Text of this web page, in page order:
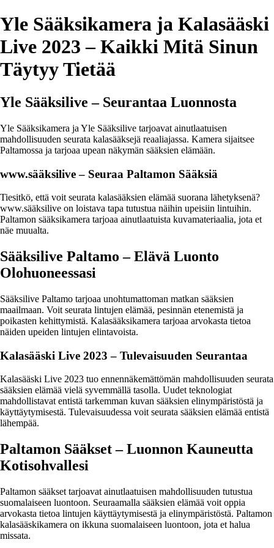
Yle Sääksikamera ja Kalasääski
Live 2023 – Kaikki Mitä Sinun
Täytyy Tietää
Yle Sääksilive – Seurantaa Luonnosta
Yle Sääksikamera ja Yle Sääksilive tarjoavat ainutlaatuisen
mahdollisuuden seurata kalasääksejä reaaliajassa. Kamera sijaitsee
Paltamossa ja tarjoaa upean näkymän sääksien elämään.
www.sääksilive – Seuraa Paltamon Sääksiä
Tiesitkö, että voit seurata kalasääksien elämää suorana lähetyksenä?
www.sääksilive on loistava tapa tutustua näihin upeisiin lintuihin.
Paltamon sääksikamera tarjoaa ainutlaatuista kuvamateriaalia, jota et
näe muualta.
Sääksilive Paltamo – Elävä Luonto
Olohuoneessasi
Sääksilive Paltamo tarjoaa unohtumattoman matkan sääksien
maailmaan. Voit seurata lintujen elämää, pesinnän etenemistä ja
poikasten kehittymistä. Kalasääksikamera tarjoaa arvokasta tietoa
näiden upeiden lintujen elintavoista.
Kalasääski Live 2023 – Tulevaisuuden Seurantaa
Kalasääski Live 2023 tuo ennennäkemättömän mahdollisuuden seurata
sääksien elämää vielä syvemmällä tasolla. Uudet teknologiat
mahdollistavat entistä tarkemman kuvan sääksien elinympäristöstä ja
käyttäytymisestä. Tulevaisuudessa voit seurata sääksien elämää entistä
lähempää.
Paltamon Sääkset – Luonnon Kauneutta
Kotisohvallesi
Paltamon sääkset tarjoavat ainutlaatuisen mahdollisuuden tutustua
suomalaiseen luontoon. Seuraamalla sääksien elämää voit oppia
arvokasta tietoa lintujen käyttäytymisestä ja elinympäristöstä. Paltamon
kalasääskikamera on ikkuna suomalaiseen luontoon, jota et halua
missata.